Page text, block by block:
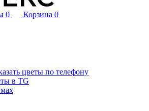
0 Корзина 0
цветы по телефону
в TG